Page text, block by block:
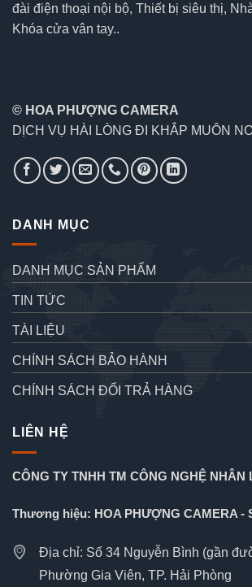
đài điện thoại nội bộ, Thiết bị siêu thị,
Khóa cửa vân tay..
© HOA PHƯỢNG CAMERA
DỊCH VỤ HÀI LÒNG ĐI KHẮP MUÔN
DANH MỤC
DANH MỤC SẢN PHẨM
TIN TỨC
TÀI LIỆU
CHÍNH SÁCH BẢO HÀNH
CHÍNH SÁCH ĐỔI TRẢ HÀNG
LIÊN HỆ
CÔNG TY TNHH TM CÔNG NGHỆ NHÂN
Thương hiệu: HOA PHƯỢNG CAMERA -
Địa chỉ: Số 34 Nguyễn Bình (gần
Phường Gia Viên, TP. Hải Phòng